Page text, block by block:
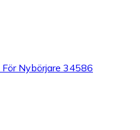
Nybörjare 34586